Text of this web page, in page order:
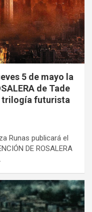
5 de mayo la
de Tade
trilogía futurista
Runas publicará el
DE ROSALERA